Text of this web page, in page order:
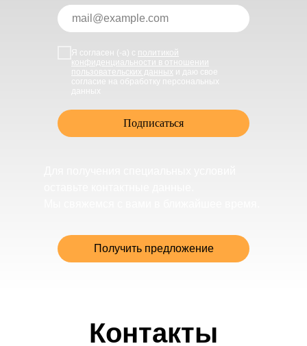
Я согласен (-а) с политикой
конфиденциальности в отношении
пользовательских данных и даю свое
согласие на обработку персональных
данных
Подписаться
Получить предложение
Контакты